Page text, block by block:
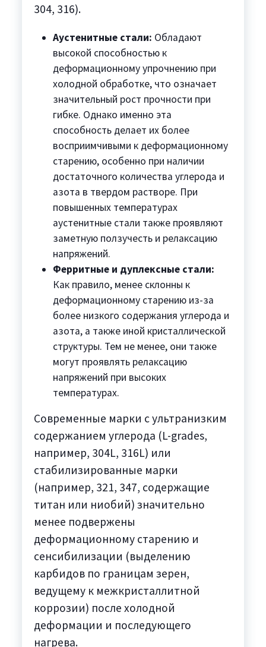
304, 316).
Аустенитные стали: Обладают
высокой способностью к
деформационному упрочнению при
холодной обработке, что означает
значительный рост прочности при
гибке. Однако именно эта
способность делает их более
восприимчивыми к деформационному
старению, особенно при наличии
достаточного количества углерода и
азота в твердом растворе. При
повышенных температурах
аустенитные стали также проявляют
заметную ползучесть и релаксацию
напряжений.
Ферритные и дуплексные стали:
Как правило, менее склонны к
деформационному старению из-за
более низкого содержания углерода и
азота, а также иной кристаллической
структуры. Тем не менее, они также
могут проявлять релаксацию
напряжений при высоких
температурах.
Современные марки с ультранизким
содержанием углерода (L-grades,
например, 304L, 316L) или
стабилизированные марки
(например, 321, 347, содержащие
титан или ниобий) значительно
менее подвержены
деформационному старению и
сенсибилизации (выделению
карбидов по границам зерен,
ведущему к межкристаллитной
коррозии) после холодной
деформации и последующего
нагрева.